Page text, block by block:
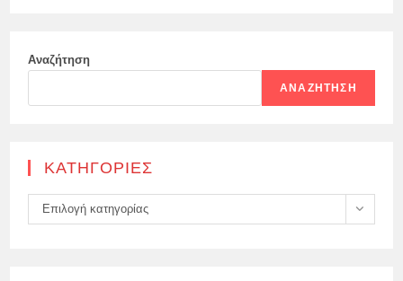
Αναζήτηση
ΑΝΑΖΉΤΗΣΗ
KΑΤΗΓΟΡΊΕΣ
Kατηγορίες
Επιλογή κατηγορίας